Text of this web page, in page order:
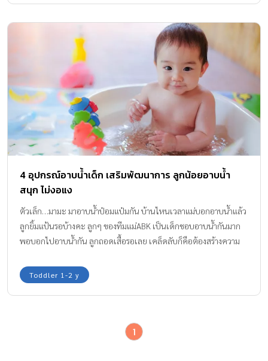
4 อุปกรณ์อาบน้ำเด็ก เสริมพัฒนาการ ลูกน้อยอาบน้ำ
สนุก ไม่งอแง
ตัวเล็ก…มามะ มาอาบน้ำป๋อมแป๋มกัน บ้านไหนเวลาแม่บอกอาบน้ำแล้ว
ลูกยิ้มแป้นรอบ้างคะ ลูกๆ ของทีมแม่ABK เป็นเด็กชอบอาบน้ำกันมาก
พอบอกไปอาบน้ำกัน ลูกถอดเสื้อรอเลย เคล็ดลับก็คือต้องสร้างความ
Toddler 1-2 y
1